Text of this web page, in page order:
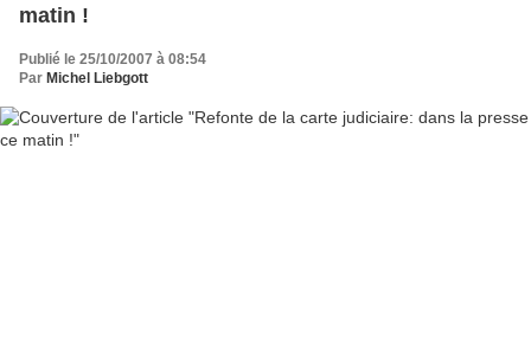
matin !
Publié le 25/10/2007 à 08:54
Par Michel Liebgott